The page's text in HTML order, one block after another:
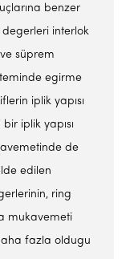
benzer
interlok
süprem
egirme
iplik yapısı
iplik yapısı
de
edilen
ring
mukavemeti
fazla oldugu